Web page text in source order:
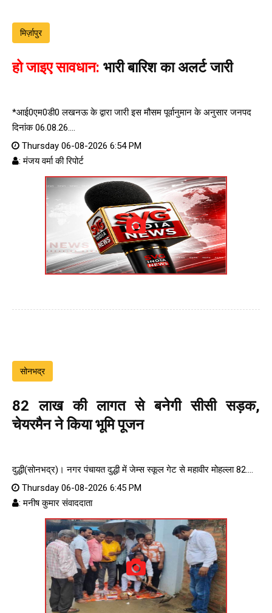
मिर्ज़ापुर
हो जाइए सावधान: भारी बारिश का अलर्ट जारी
*आई0एम0डी0 लखनऊ के द्वारा जारी इस मौसम पूर्वानुमान के अनुसार जनपद
दिनांक 06.08.26....
Thursday 06-08-2026 6:54 PM
: मंजय वर्मा की रिपोर्ट
सोनभद्र
82 लाख की लागत से बनेगी सीसी सड़क,
चेयरमैन ने किया भूमि पूजन
दुद्धी(सोनभद्र)। नगर पंचायत दुद्धी में जेम्स स्कूल गेट से महावीर मोहल्ला 82....
Thursday 06-08-2026 6:45 PM
: मनीष कुमार संवाददाता